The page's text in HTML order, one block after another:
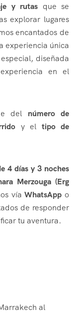
y rutas que se
explorar lugares
encantados de
experiencia única
diseñada
en el
del número de
y el tipo de
4 días y 3 noches
Merzouga (Erg
víaWhatsApp o
de responder
tu aventura.
al